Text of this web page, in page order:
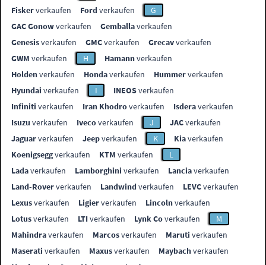
Fiskerverkaufen Fordverkaufen
G
GAC Gonowverkaufen Gemballaverkaufen
Genesisverkaufen GMCverkaufen Grecavverkaufen
GWM verkaufen H Hamannverkaufen
Holdenverkaufen Hondaverkaufen Hummerverkaufen
Hyundai verkaufen I INEOSverkaufen
Infiniti verkaufen Iran Khodroverkaufen Isderaverkaufen
Isuzu verkaufen Ivecoverkaufen J JACverkaufen
Jaguarverkaufen Jeepverkaufen K Kiaverkaufen
Koenigseggverkaufen KTM verkaufen
L
Ladaverkaufen Lamborghini verkaufen Lanciaverkaufen
Land-Roververkaufen Landwindverkaufen LEVCverkaufen
Lexusverkaufen Ligierverkaufen Lincolnverkaufen
Lotusverkaufen LTIverkaufen Lynk Coverkaufen
M
Mahindraverkaufen Marcosverkaufen Maruti verkaufen
Maserati verkaufen Maxusverkaufen Maybachverkaufen